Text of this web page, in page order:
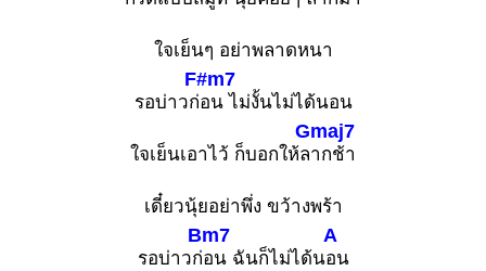
ใจเย็นๆ อย่าพลาดหนา
รอบ่าวก่
F#m7
อน ไม่งั้นไม่ได้นอน
ใจเย็นเอาไว้ ก็บอกให้ล
Gmaj7
ากช้า
เดี๋ยวนุ้ยอย่าพึ่ง ขว้างพร้า
รอบ่าวก่
Bm7
อน ฉันก็ไม่ได้น
A
อน